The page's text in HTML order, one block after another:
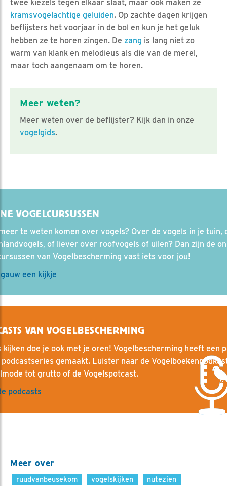
twee kiezels tegen elkaar slaat, maar ook maken ze
kramsvogelachtige geluiden. Op zachte dagen krijgen
beflijsters het voorjaar in de bol en kun je het geluk
hebben ze te horen zingen. De zang is lang niet zo
warm van klank en melodieus als die van de merel,
maar toch aangenaam om te horen.
Meer weten?
Meer weten over de beflijster? Kijk dan in onze
vogelgids.
VOGELCURSUSSEN
te weten komen over vogels? Over de vogels in je tuin,
of liever over roofvogels of uilen? Dan zijn de
van Vogelbescherming vast iets voor jou!
een kijkje
VAN VOGELBESCHERMING
kijken doe je ook met je oren! Vogelbescherming heeft een
gemaakt. Luister naar de
tot grutto of de Vogelspotcast.
podcasts
Meer over
ruudvanbeusekom vogelskijken
nutezien